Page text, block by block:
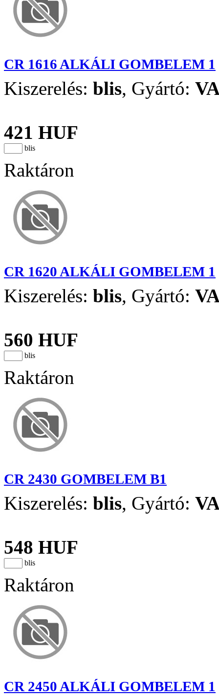
CR 1616 ALKÁLI GOMBELEM 1
Kiszerelés: blis, Gyártó:
421 HUF
blis
Raktáron
CR 1620 ALKÁLI GOMBELEM 1
Kiszerelés: blis, Gyártó:
560 HUF
blis
Raktáron
CR 2430 GOMBELEM B1
Kiszerelés: blis, Gyártó:
548 HUF
blis
Raktáron
CR 2450 ALKÁLI GOMBELEM 1